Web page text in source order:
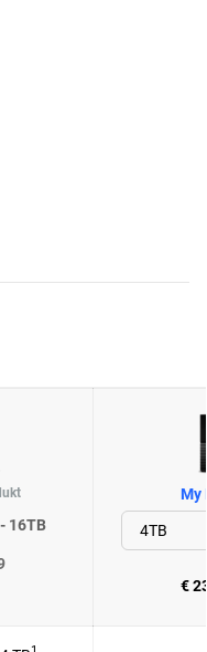
16TB
My
€